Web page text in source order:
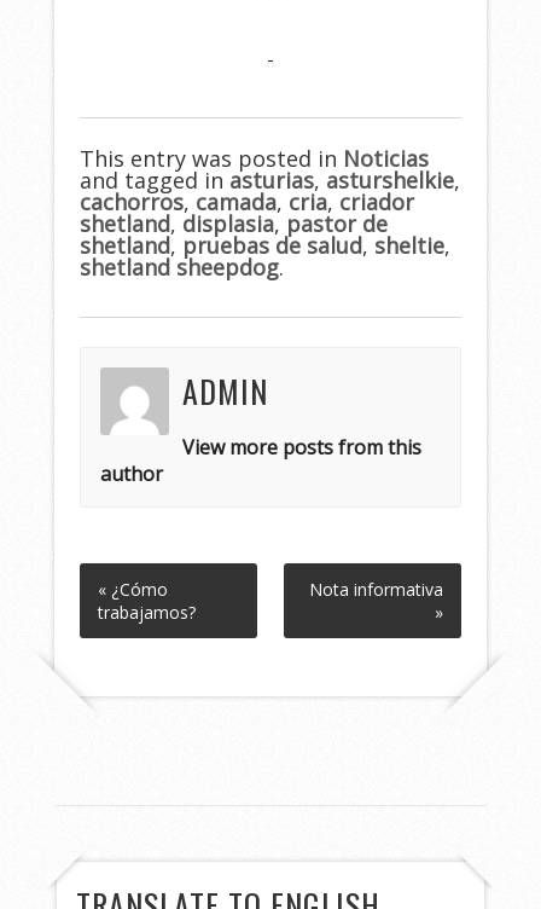
This entry was posted in Noticias
and tagged in asturias, asturshelkie,
cachorros, camada, cria, criador
shetland, displasia, pastor de
shetland, pruebas de salud, sheltie,
shetland sheepdog.
ADMIN
View more posts from this
author
« ¿Cómo
trabajamos?
Nota informativa
»